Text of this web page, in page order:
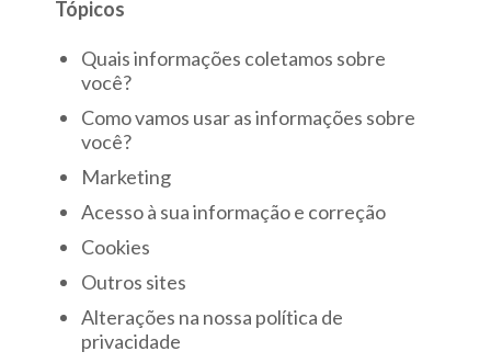
Tópicos
Quais informações coletamos sobre
você?
Como vamos usar as informações sobre
você?
Marketing
Acesso à sua informação e correção
Cookies
Outros sites
Alterações na nossa política de
privacidade